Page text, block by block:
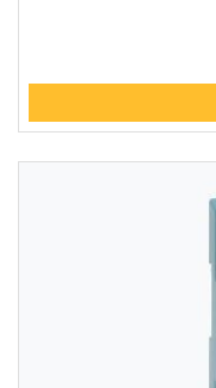
Loading...